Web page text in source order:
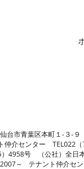
台市青葉区本町１-３-９
ト仲介センター TEL022
）4958号 （公社）全日
～ テナント仲介セ